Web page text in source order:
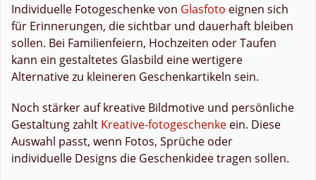
Individuelle Fotogeschenke von Glasfoto eignen sich
für Erinnerungen, die sichtbar und dauerhaft bleiben
sollen. Bei Familienfeiern, Hochzeiten oder Taufen
kann ein gestaltetes Glasbild eine wertigere
Alternative zu kleineren Geschenkartikeln sein.
Noch stärker auf kreative Bildmotive und persönliche
Gestaltung zahlt Kreative-fotogeschenke ein. Diese
Auswahl passt, wenn Fotos, Sprüche oder
individuelle Designs die Geschenkidee tragen sollen.